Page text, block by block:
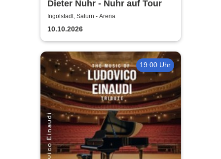
Dieter Nuhr - Nuhr auf Tour
Ingolstadt, Saturn - Arena
10.10.2026
19:00 Uhr